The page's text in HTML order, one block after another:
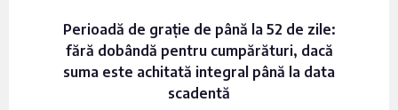
Perioadă de grație de până la 52 de zile:
fără dobândă pentru cumpărături, dacă
suma este achitată integral până la data
scadentă